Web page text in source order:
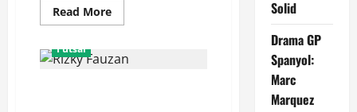
Read MoreRead
more
Aliefian
dan
Futsal
Solid
Drama GP
Spanyol:
Marc
Marquez